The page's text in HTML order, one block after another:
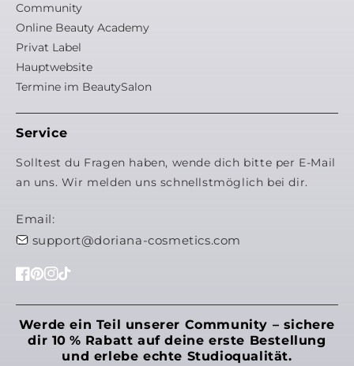
Community
Online Beauty Academy
Privat Label
Hauptwebsite
Termine im BeautySalon
Service
Solltest du Fragen haben, wende dich bitte per E-Mail
an uns. Wir melden uns schnellstmöglich bei dir.
Email:
support@doriana-cosmetics.com
Facebook
Pinterest
Instagram
TikTok
Werde ein Teil unserer Community – sichere
dir 10 % Rabatt auf deine erste Bestellung
und erlebe echte Studioqualität.